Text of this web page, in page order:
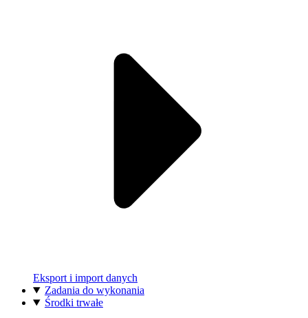
Eksport i import danych
Zadania do wykonania
Środki trwałe